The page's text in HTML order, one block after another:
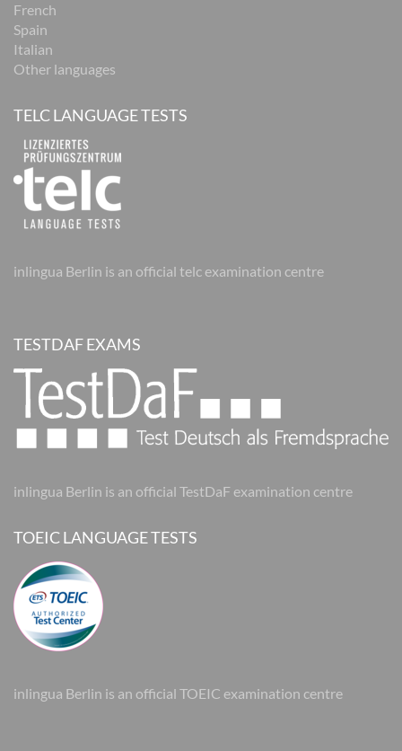
French
Spain
Italian
Other languages
TELC LANGUAGE TESTS
inlingua Berlin is an official telc examination centre
TESTDAF EXAMS
inlingua Berlin is an official TestDaF examination centre
TOEIC LANGUAGE TESTS
inlingua Berlin is an official TOEIC examination centre